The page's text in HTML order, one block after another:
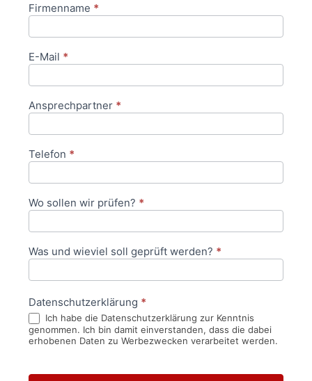
Anfrageformular
Firmenname *
E-Mail *
Ansprechpartner *
Telefon *
Wo sollen wir prüfen? *
Was und wieviel soll geprüft werden? *
Datenschutzerklärung *
Ich habe die Datenschutzerklärung zur Kenntnis
genommen. Ich bin damit einverstanden, dass die dabei
erhobenen Daten zu Werbezwecken verarbeitet werden.